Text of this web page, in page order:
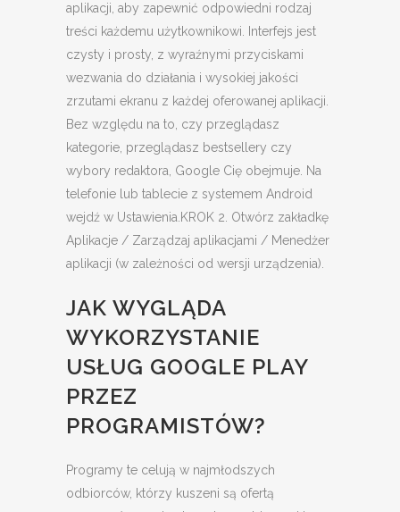
aplikacji, aby zapewnić odpowiedni rodzaj
treści każdemu użytkownikowi. Interfejs jest
czysty i prosty, z wyraźnymi przyciskami
wezwania do działania i wysokiej jakości
zrzutami ekranu z każdej oferowanej aplikacji.
Bez względu na to, czy przeglądasz
kategorie, przeglądasz bestsellery czy
wybory redaktora, Google Cię obejmuje. Na
telefonie lub tablecie z systemem Android
wejdź w Ustawienia.KROK 2. Otwórz zakładkę
Aplikacje / Zarządzaj aplikacjami / Menedżer
aplikacji (w zależności od wersji urządzenia).
JAK WYGLĄDA
WYKORZYSTANIE
USŁUG GOOGLE PLAY
PRZEZ
PROGRAMISTÓW?
Programy te celują w najmłodszych
odbiorców, którzy kuszeni są ofertą